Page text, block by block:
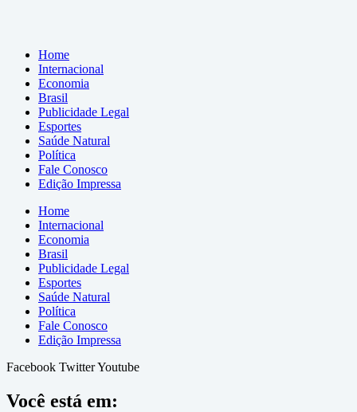
Home
Internacional
Economia
Brasil
Publicidade Legal
Esportes
Saúde Natural
Política
Fale Conosco
Edição Impressa
Home
Internacional
Economia
Brasil
Publicidade Legal
Esportes
Saúde Natural
Política
Fale Conosco
Edição Impressa
Facebook TwitterYoutube
Você está em: